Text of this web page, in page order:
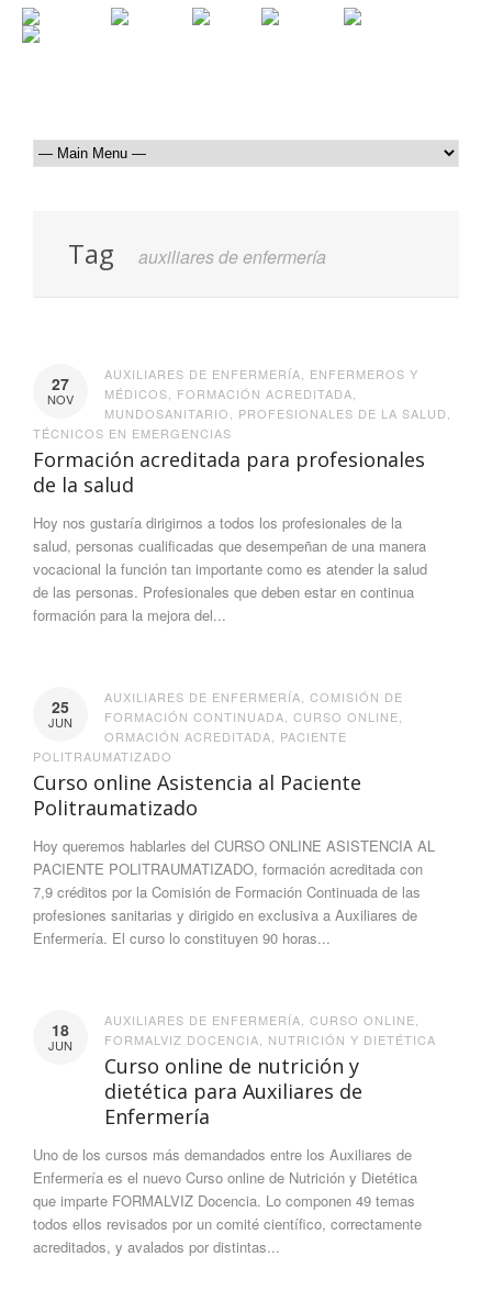
Tag auxiliares de enfermería
27
NOV
AUXILIARES DE ENFERMERÍA
ENFERMEROS Y
MÉDICOS
FORMACIÓN ACREDITADA
MUNDOSANITARIO
PROFESIONALES DE LA SALUD
TÉCNICOS EN EMERGENCIAS
Formación acreditada para profesionales
de la salud
Hoy nos gustaría dirigirnos a todos los profesionales de la
salud, personas cualificadas que desempeñan de una manera
vocacional la función tan importante como es atender la salud
de las personas. Profesionales que deben estar en continua
formación para la mejora del...
25
JUN
AUXILIARES DE ENFERMERÍA COMISIÓN DE
FORMACIÓN CONTINUADA CURSO ONLINE
ORMACIÓN ACREDITADA
PACIENTE
POLITRAUMATIZADO
Curso online Asistencia al Paciente
Politraumatizado
Hoy queremos hablarles del CURSO ONLINE ASISTENCIA AL
PACIENTE POLITRAUMATIZADO, formación acreditada con
7,9 créditos por la Comisión de Formación Continuada de las
profesiones sanitarias y dirigido en exclusiva a Auxiliares de
Enfermería. El curso lo constituyen 90 horas...
18
JUN
AUXILIARES DE ENFERMERÍA CURSO ONLINE
FORMALVIZ DOCENCIA
NUTRICIÓN Y DIETÉTICA
Curso online de nutrición y
dietética para Auxiliares de
Enfermería
Uno de los cursos más demandados entre los Auxiliares de
Enfermería es el nuevo Curso online de Nutrición y Dietética
que imparte FORMALVIZ Docencia. Lo componen 49 temas
todos ellos revisados por un comité científico, correctamente
acreditados, y avalados por distintas...